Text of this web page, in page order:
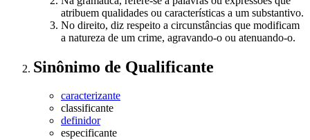
atribuem qualidades ou características a um substantivo.
No direito, diz respeito a circunstâncias que modificam
a natureza de um crime, agravando-o ou atenuando-o.
Sinônimo de Qualificante
caracterizante
classificante
definidor
especificante